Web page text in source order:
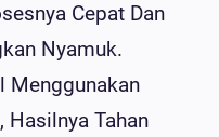
Cepat Dan
Nyamuk.
Menggunakan
Hasilnya Tahan